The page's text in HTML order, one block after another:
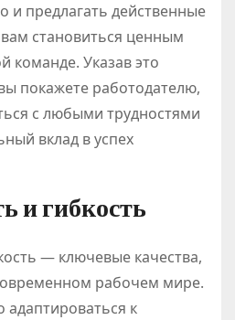
и предлагать действенные
становиться ценным
команде. Указав это
покажете работодателю,
с любыми трудностями
вклад в успех
и гибкость
— ключевые качества,
рабочем мире.
адаптироваться к